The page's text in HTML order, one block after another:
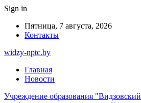
Sign in
Пятница, 7 августа, 2026
Контакты
widzy-nptc.by
Главная
Новости
Учреждение образования